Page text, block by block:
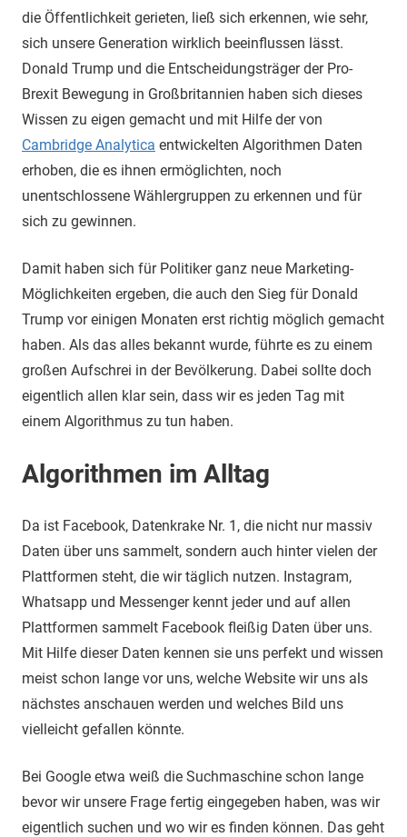
die Öffentlichkeit gerieten, ließ sich erkennen, wie sehr,
sich unsere Generation wirklich beeinflussen lässt.
Donald Trump und die Entscheidungsträger der Pro-
Brexit Bewegung in Großbritannien haben sich dieses
Wissen zu eigen gemacht und mit Hilfe der von
Cambridge Analytica entwickelten Algorithmen Daten
erhoben, die es ihnen ermöglichten, noch
unentschlossene Wählergruppen zu erkennen und für
sich zu gewinnen.
Damit haben sich für Politiker ganz neue Marketing-
Möglichkeiten ergeben, die auch den Sieg für Donald
Trump vor einigen Monaten erst richtig möglich gemacht
haben. Als das alles bekannt wurde, führte es zu einem
großen Aufschrei in der Bevölkerung. Dabei sollte doch
eigentlich allen klar sein, dass wir es jeden Tag mit
einem Algorithmus zu tun haben.
Algorithmen im Alltag
Da ist Facebook, Datenkrake Nr. 1, die nicht nur massiv
Daten über uns sammelt, sondern auch hinter vielen der
Plattformen steht, die wir täglich nutzen. Instagram,
Whatsapp und Messenger kennt jeder und auf allen
Plattformen sammelt Facebook fleißig Daten über uns.
Mit Hilfe dieser Daten kennen sie uns perfekt und wissen
meist schon lange vor uns, welche Website wir uns als
nächstes anschauen werden und welches Bild uns
vielleicht gefallen könnte.
Bei Google etwa weiß die Suchmaschine schon lange
bevor wir unsere Frage fertig eingegeben haben, was wir
eigentlich suchen und wo wir es finden können. Das geht